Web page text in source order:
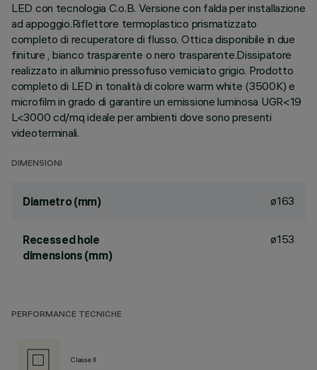
LED con tecnologia C.o.B. Versione con falda per installazione
ad appoggio.Riflettore termoplastico prismatizzato
completo di recuperatore di flusso. Ottica disponibile in due
finiture , bianco trasparente o nero trasparente.Dissipatore
realizzato in alluminio pressofuso verniciato grigio. Prodotto
completo di LED in tonalità di colore warm white (3500K) e
microfilm in grado di garantire un emissione luminosa UGR<19
L<3000 cd/mq ideale per ambienti dove sono presenti
videoterminali.
DIMENSIONI
Diametro (mm) ø163
Recessed hole
dimensions (mm)
ø153
PERFORMANCE TECNICHE
Classe II